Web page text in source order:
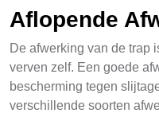
Aflopende
De afwerking van de trap
verven zelf. Een goede
bescherming tegen
verschillende soorten